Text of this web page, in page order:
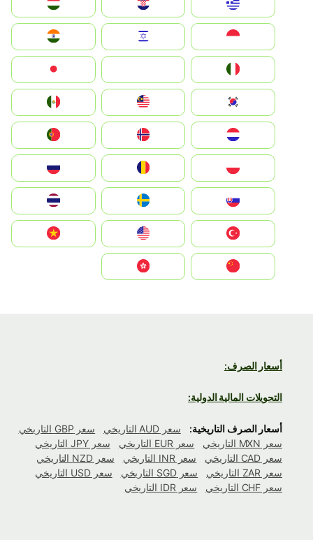
Hrvatska
Magyarország
Indonesia
South Korea
Nederland
Portugal
România
Slovensko
United States
Vietnam
أسعار الصرف:
التحويلات المالية الدولية:
أسعار الصرف التاريخية: سعر AUD التاريخي
سعر GBP التاريخي
سعر MXN التاريخي
سعر EUR التاريخي
سعر JPY التاريخي
سعر CAD التاريخي
سعر INR التاريخي
سعر NZD التاريخي
سعر ZAR التاريخي
سعر SGD التاريخي
سعر USD التاريخي
سعر CHF التاريخي
سعر IDR التاريخي